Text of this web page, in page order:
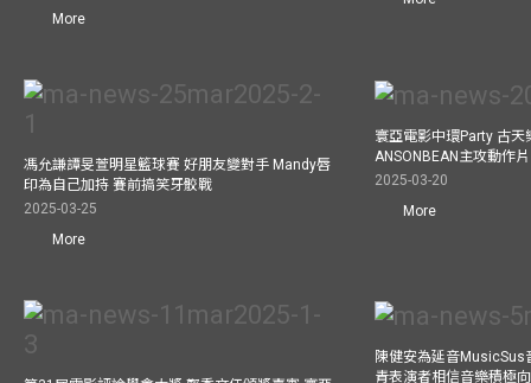
More
馮允謙譚旻萱明星籃球賽 好朋友變對手 Mandy唇
印為自己加持 賽前搞笑牙骹戰
2025-03-25
More
寰亞電影中環Party 古
ANSONBEAN主攻動作
2025-03-20
More
陳健安為延音MusicSus
青表演者相信音樂積極